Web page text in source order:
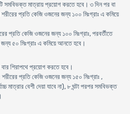
সমবিভক্ত মাত্রায় প্রয়োগ করতে হবে। ৩ দিন পর বা
প্রতি কেজি ওজনের জন্য ১০০ মিঃগ্রাঃ এ কমিয়ে
প্রতি কেজি ওজনের জন্য ১০০ মিঃগ্রাঃ, পরবর্তীতে
৫০ মিঃগ্রাঃ এ কমিয়ে আনতে হবে।
শিরাপথে প্রয়োগ করতে হবে।
প্রতি কেজি ওজনের জন্য ১৫০ মিঃগ্রাঃ ,
মাত্রার বেশী দেয়া যাবে না), ৮ ঘন্টা পরপর সমবিভক্ত